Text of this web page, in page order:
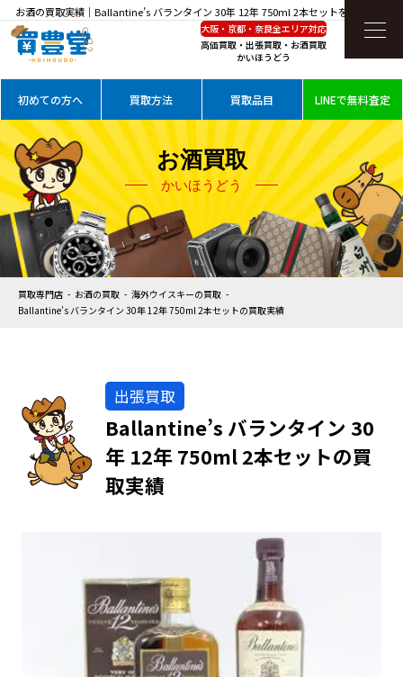
お酒の買取実績｜Ballantine’s バランタイン 30年 12年 750ml 2本セットを高価買取
大阪・京都・奈良全エリア対応
高価買取・出張買取・お酒買取
かいほうどう
初めての方へ 買取方法 買取品目 LINEで無料査定
お酒買取
かいほうどう
買取専門店 お酒の買取
海外ウイスキーの買取
Ballantine’s バランタイン 30年 12年 750ml 2本セットの買取実績
出張買取
Ballantine’s バランタイン 30
年 12年 750ml 2本セットの買
取実績